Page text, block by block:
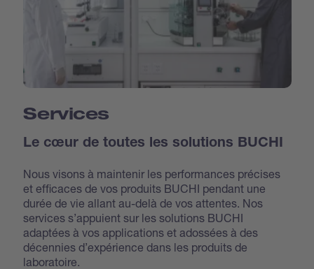
Services
Le cœur de toutes les solutions BUCHI
Nous visons à maintenir les performances précises
et efficaces de vos produits BUCHI pendant une
durée de vie allant au-delà de vos attentes. Nos
services s’appuient sur les solutions BUCHI
adaptées à vos applications et adossées à des
décennies d’expérience dans les produits de
laboratoire.